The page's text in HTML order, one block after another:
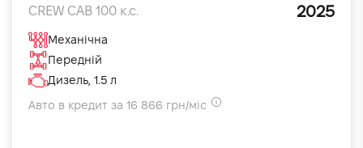
CREW CAB 100 к.с. 2025
Механічна
Передній
Дизель, 1.5 л
Авто в кредит за 16 866 грн/міс